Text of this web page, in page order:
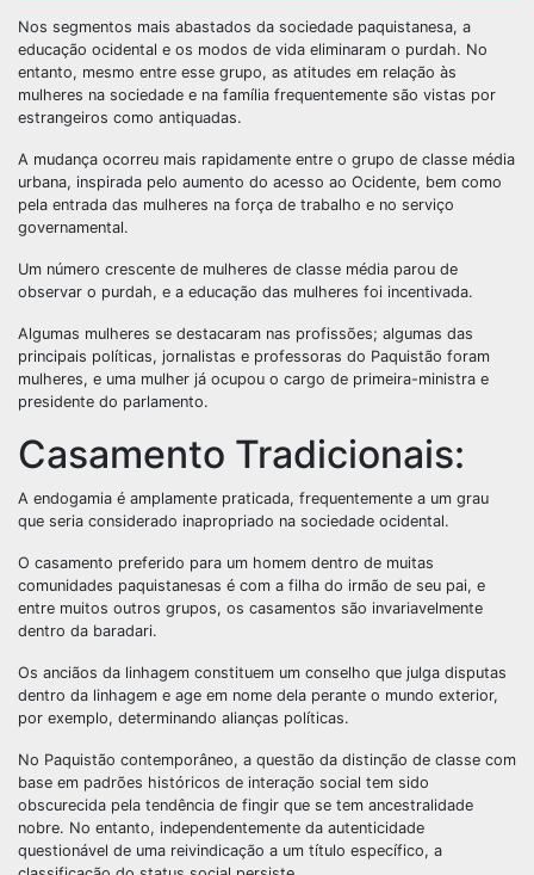
Nos segmentos mais abastados da sociedade paquistanesa, a
educação ocidental e os modos de vida eliminaram o purdah. No
entanto, mesmo entre esse grupo, as atitudes em relação às
mulheres na sociedade e na família frequentemente são vistas por
estrangeiros como antiquadas.
A mudança ocorreu mais rapidamente entre o grupo de classe média
urbana, inspirada pelo aumento do acesso ao Ocidente, bem como
pela entrada das mulheres na força de trabalho e no serviço
governamental.
Um número crescente de mulheres de classe média parou de
observar o purdah, e a educação das mulheres foi incentivada.
Algumas mulheres se destacaram nas profissões; algumas das
principais políticas, jornalistas e professoras do Paquistão foram
mulheres, e uma mulher já ocupou o cargo de primeira-ministra e
presidente do parlamento.
Casamento Tradicionais:
A endogamia é amplamente praticada, frequentemente a um grau
que seria considerado inapropriado na sociedade ocidental.
O casamento preferido para um homem dentro de muitas
comunidades paquistanesas é com a filha do irmão de seu pai, e
entre muitos outros grupos, os casamentos são invariavelmente
dentro da baradari.
Os anciãos da linhagem constituem um conselho que julga disputas
dentro da linhagem e age em nome dela perante o mundo exterior,
por exemplo, determinando alianças políticas.
No Paquistão contemporâneo, a questão da distinção de classe com
base em padrões históricos de interação social tem sido
obscurecida pela tendência de fingir que se tem ancestralidade
nobre. No entanto, independentemente da autenticidade
questionável de uma reivindicação a um título específico, a